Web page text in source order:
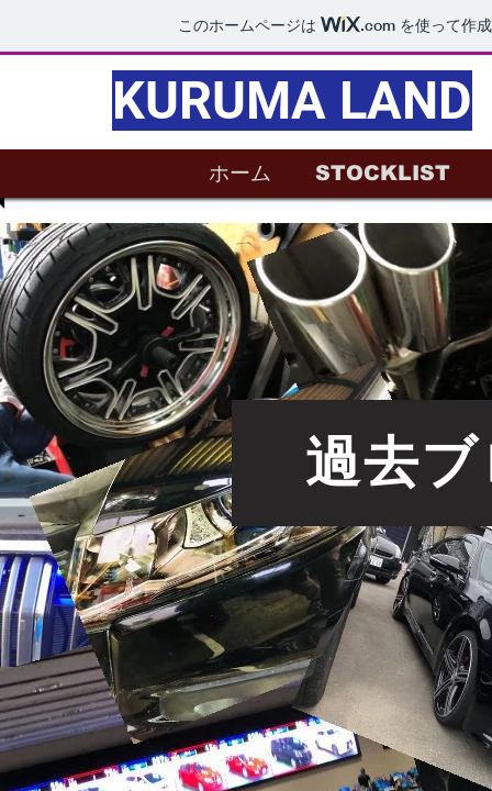
このホームページは .com を使って作
KURUMA LAND
ホーム STOCKLIST
過去